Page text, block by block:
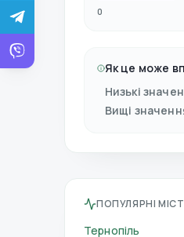
0
Як це може
Низькі
Вищі
ПОПУЛЯРНІ
Тернопіль